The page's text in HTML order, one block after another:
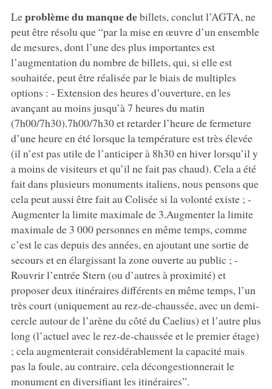
Leproblème du manque debillets, conclut l’AGTA, ne
peut être résolu que “par la mise en œuvre d’un ensemble
de mesures, dont l’une des plus importantes est
l’augmentation du nombre de billets, qui, si elle est
souhaitée, peut être réalisée par le biais de multiples
options : - Extension des heures d’ouverture, en les
avançant au moins jusqu’à 7 heures du matin
(7h00/7h30).7h00/7h30 et retarder l’heure de fermeture
d’une heure en été lorsque la température est très élevée
(il n’est pas utile de l’anticiper à 8h30 en hiver lorsqu’il y
a moins de visiteurs et qu’il ne fait pas chaud). Cela a été
fait dans plusieurs monuments italiens, nous pensons que
cela peut aussi être fait au Colisée si la volonté existe ; -
Augmenter la limite maximale de 3.Augmenter la limite
maximale de 3 000 personnes en même temps, comme
c’est le cas depuis des années, en ajoutant une sortie de
secours et en élargissant la zone ouverte au public ; -
Rouvrir l’entrée Stern (ou d’autres à proximité) et
proposer deux itinéraires différents en même temps, l’un
très court (uniquement au rez-de-chaussée, avec un demi-
cercle autour de l’arène du côté du Caelius) et l’autre plus
long (l’actuel avec le rez-de-chaussée et le premier étage)
; cela augmenterait considérablement la capacité mais
pas la foule, au contraire, cela décongestionnerait le
monument en diversifiant les itinéraires”.